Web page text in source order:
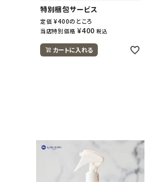
特別梱包サービス
定価 ¥400のところ
当店特別価格 ¥400 税込
カートに入れる